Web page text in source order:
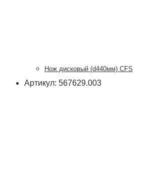
Нож дисковый (d440мм) CFS
Артикул: 567629.003